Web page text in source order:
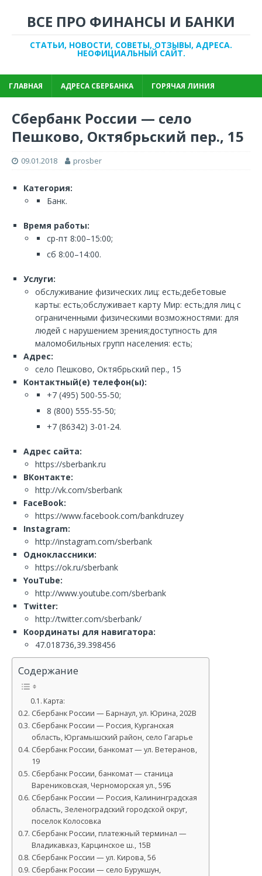
ВСЕ ПРО ФИНАНСЫ И БАНКИ
СТАТЬИ, НОВОСТИ, СОВЕТЫ, ОТЗЫВЫ, АДРЕСА.
НЕОФИЦИАЛЬНЫЙ САЙТ.
ГЛАВНАЯ АДРЕСА СБЕРБАНКА ГОРЯЧАЯ ЛИНИЯ
Сбербанк России — село
Пешково, Октябрьский пер., 15
09.01.2018 prosber
Категория:
Банк.
Время работы:
ср-пт 8:00–15:00;
сб 8:00–14:00.
Услуги:
обслуживание физических лиц: есть;дебетовые
карты: есть;обслуживает карту Мир: есть;для лиц с
ограниченными физическими возможностями: для
людей с нарушением зрения;доступность для
маломобильных групп населения: есть;
Адрес:
село Пешково, Октябрьский пер., 15
Контактный(е) телефон(ы):
+7 (495) 500-55-50;
8 (800) 555-55-50;
+7 (86342) 3-01-24.
Адрес сайта:
https://sberbank.ru
ВКонтакте:
http://vk.com/sberbank
FaceBook:
https://www.facebook.com/bankdruzey
Instagram:
http://instagram.com/sberbank
Одноклассники:
https://ok.ru/sberbank
YouTube:
http://www.youtube.com/sberbank
Twitter:
http://twitter.com/sberbank/
Координаты для навигатора:
47.018736,39.398456
Содержание
Карта:
Сбербанк России — Барнаул, ул. Юрина, 202В
Сбербанк России — Россия, Курганская
область, Юргамышский район, село Гагарье
Сбербанк России, банкомат — ул. Ветеранов,
19
Сбербанк России, банкомат — станица
Варениковская, Черноморская ул., 59Б
Сбербанк России — Россия, Калининградская
область, Зеленоградский городской округ,
поселок Колосовка
Сбербанк России, платежный терминал —
Владикавказ, Карцинское ш., 15В
Сбербанк России — ул. Кирова, 56
Сбербанк России — село Бурукшун,